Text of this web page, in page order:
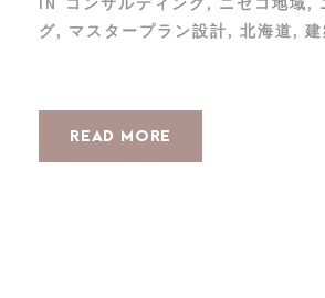
グ, マスタープラン設計, 北海道,
READ MORE